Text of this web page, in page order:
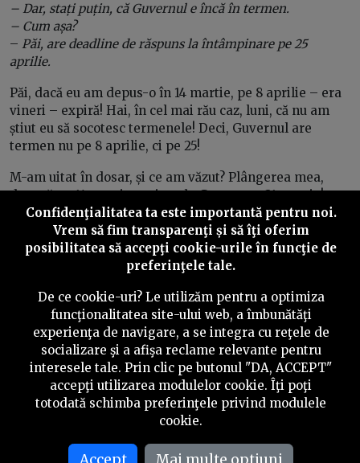
– Dar, stați puțin, că Guvernul e încă în termen.
– Cum așa?
– Păi, are deadline de răspuns la întâmpinare pe 25
aprilie.
Păi, dacă eu am depus-o în 14 martie, pe 8 aprilie – era
vineri – expiră! Hai, în cel mai rău caz, luni, că nu am
știut eu să socotesc termenele! Deci, Guvernul are
termen nu pe 8 aprilie, ci pe 25!
M-am uitat în dosar, și ce am văzut? Plângerea mea,
depusă pe 14 martie, a ajuns la Guvern pe 31 martie!
Deci, două săptămâni nu știu cine mi le-a mâncat. Ori
Guvernul, ori Curtea de Apel, ori amândouă, în
complicitate. Am făcut reclamații la Curtea de Apel, de
Nu am primit niciun răspuns. Am găsit emailurile mele
printate și puse la dosar(râde),dar răspuns nu am
primit.
Deci, mi-a dat peste cap tot calendarul și mi-a fixat
termen, în urma tărăboiului, nu peste încă 60 de zile, ci
pe 27 aprilie. Deci, pe 27 aprilie mă prezint în fața
instanței de contencios administrativ de la Curtea de
Apel și ridic excepție, dar cu altă argumentație, ca să
Confidenţialitatea ta este importantă pentru noi.
Vrem să fim transparenţi și să îţi oferim
posibilitatea să accepţi cookie-urile în funcţie de
preferinţele tale.
De ce cookie-uri? Le utilizăm pentru a optimiza
funcţionalitatea site-ului web, a îmbunătăţi
experienţa de navigare, a se integra cu reţele de
socializare şi a afişa reclame relevante pentru
interesele tale. Prin clic pe butonul "DA, ACCEPT"
accepţi utilizarea modulelor cookie. Îţi poţi
totodată schimba preferinţele privind modulele
cookie.